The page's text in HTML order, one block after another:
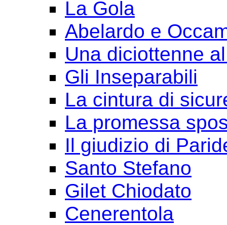
La Gola
Abelardo e
Una diciottenne
Gli Inseparabili
La cintura di
La promessa
Il giudizio di
Santo Stefano
Gilet Chiodato
Cenerentola